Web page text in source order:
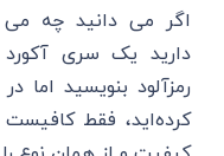
اگر می ‌دانید چه
دارید یک سری
رمزآلود بنویسید اما
کرده‌اید، فقط